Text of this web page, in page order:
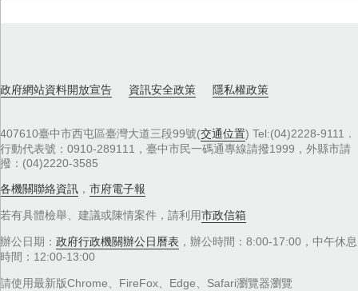
政府網站資料開放宣告 資訊安全政策 隱私權政策
407610臺中市西屯區臺灣大道三段99號(交通位置) Tel:(04)2228-9111．
行動代表號：0910-289111，臺中市民一碼通專線請撥1999，外縣市請
撥：(04)2220-3585
各機關聯絡資訊 ， 市府電子報
若有具體檢舉、建議或陳情案件，請利用市政信箱
辦公日期： 政府行政機關辦公日曆表 ，辦公時間：8:00-17:00，中午休息
時間：12:00-13:00
請使用最新版Chrome、FireFox、Edge、Safari瀏覽器瀏覽